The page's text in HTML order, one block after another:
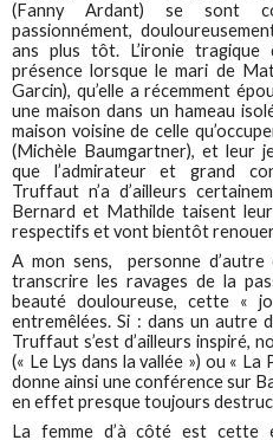
(Fanny Ardant) se sont
passionnément,
ans plus tôt. L’ironie
présence lorsque le mari de
Garcin), qu’elle a récemment
une maison dans un hameau
maison voisine de celle
(Michèle Baumgartner), et leur
que l’admirateur et grand
Truffaut n’a d’ailleurs
Bernard et Mathilde taisent
respectifs et vont bientôt
A mon sens, personne d’autre
transcrire les ravages de la
beauté douloureuse, cette «
entremêlées. Si : dans un autre
Truffaut s’est d’ailleurs inspiré,
(« Le Lys dans la vallée ») ou «
donne ainsi une conférence sur
en effet presque toujours
La femme d’à côté est cette